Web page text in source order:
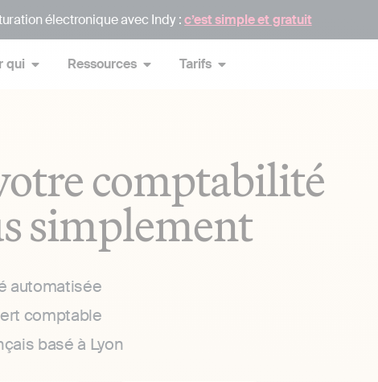
électronique avec Indy :c’est simple et gratuit
qui Ressources Tarifs
comptabilité
simplement
automatisée
comptable
basé à Lyon